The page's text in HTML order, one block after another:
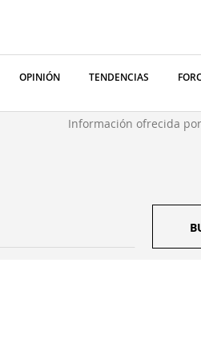
OPINIÓN TENDENCIAS
Información ofrecida